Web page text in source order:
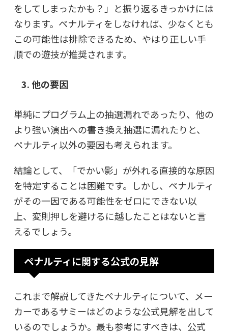
をしてしまったかも？」と振り返るきっかけには
なります。ペナルティをしなければ、少なくとも
この可能性は排除できるため、やはり正しい手
順での遊技が推奨されます。
3. 他の要因
単純にプログラム上の抽選漏れであったり、他の
より強い演出への書き換え抽選に漏れたりと、
ペナルティ以外の要因も考えられます。
結論として、「でかい影」が外れる直接的な原因
を特定することは困難です。しかし、 ペナルティ
がその一因である可能性をゼロにできない以
上、変則押しを避けるに越したことはないと言
えるでしょう。
ペナルティに関する公式の見解
これまで解説してきたペナルティについて、メー
カーであるサミーはどのような公式見解を出して
いるのでしょうか。最も参考にすべきは、公式